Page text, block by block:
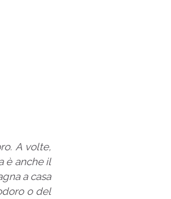
A volte,
è anche il
a casa
o del